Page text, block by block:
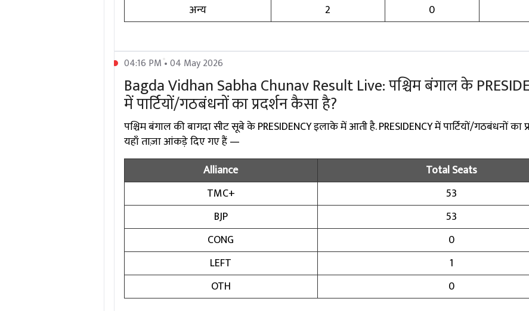
अन्य
2 0
04:16 PM • 04 May 2026
Bagda Vidhan Sabha Chunav Result Live: पश्चिम बंगाल के
में पार्टियों/गठबंधनों का प्रदर्शन कैसा है?
पश्चिम बंगाल की बागदा सीट सूबे के PRESIDENCY इलाके में आती है. PRESIDENCY में पार्टियों/गठबंधनों का
यहाँ ताज़ा आंकड़े दिए गए हैं —
Alliance
Total Seats
TMC+
53
BJP
53
CONG
0
LEFT
1
OTH
0